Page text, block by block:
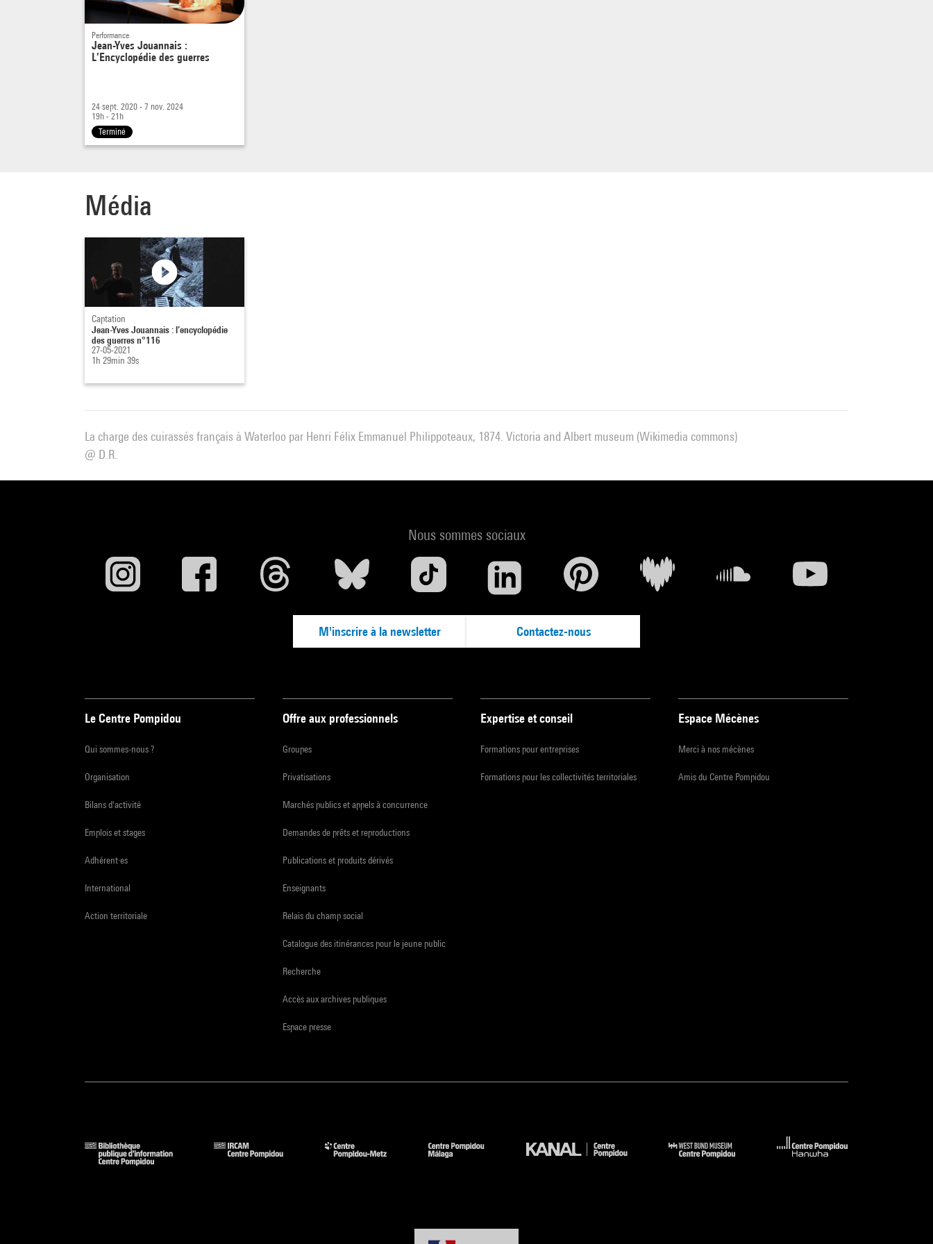
Performance
Jean-Yves Jouannais :
L’Encyclopédie des guerres
24 sept. 2020 - 7 nov. 2024
19h - 21h
Terminé
Média
Captation
Jean-Yves Jouannais : l’encyclopédie
des guerres n°116
27-05-2021
1h 29min 39s
La charge des cuirassés français à Waterloo par Henri Félix Emmanuel Philippoteaux, 1874. Victoria and Albert museum (Wikimedia commons)
@ D.R.
Nous sommes sociaux
M'inscrire à la newsletter Contactez-nous
Le Centre Pompidou
Qui sommes-nous ?
Organisation
Bilans d'activité
Emplois et stages
Adhérent·es
International
Action territoriale
Offre aux professionnels
Groupes
Privatisations
Marchés publics et appels à concurrence
Demandes de prêts et reproductions
Publications et produits dérivés
Enseignants
Relais du champ social
Catalogue des itinérances pour le jeune public
Recherche
Accès aux archives publiques
Espace presse
Expertise et conseil
Formations pour entreprises
Formations pour les collectivités territoriales
Espace Mécènes
Merci à nos mécènes
Amis du Centre Pompidou